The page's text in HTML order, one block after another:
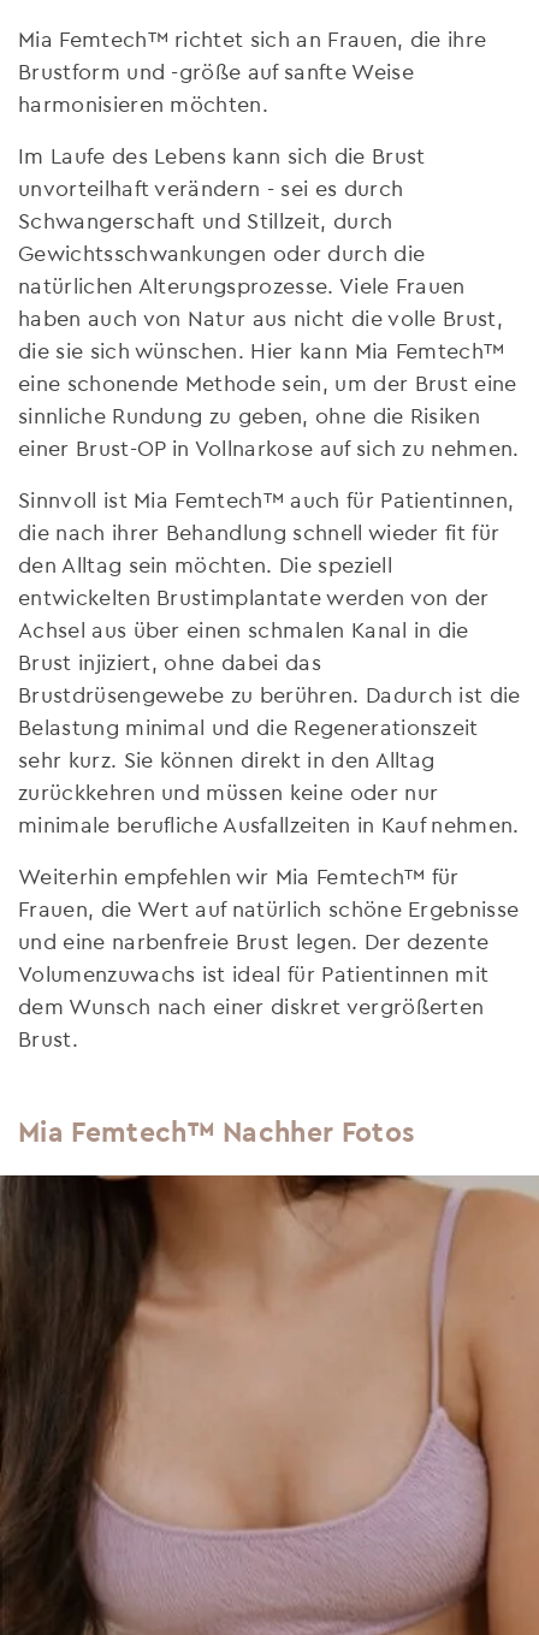
Mia Femtech™ richtet sich an Frauen, die ihre
Brustform und -größe auf sanfte Weise
harmonisieren möchten.
Im Laufe des Lebens kann sich die Brust
unvorteilhaft verändern - sei es durch
Schwangerschaft und Stillzeit, durch
Gewichtsschwankungen oder durch die
natürlichen Alterungsprozesse. Viele Frauen
haben auch von Natur aus nicht die volle Brust,
die sie sich wünschen. Hier kann Mia Femtech™
eine schonende Methode sein, um der Brust eine
sinnliche Rundung zu geben, ohne die Risiken
einer Brust-OP in Vollnarkose auf sich zu nehmen.
Sinnvoll ist Mia Femtech™ auch für Patientinnen,
die nach ihrer Behandlung schnell wieder fit für
den Alltag sein möchten. Die speziell
entwickelten Brustimplantate werden von der
Achsel aus über einen schmalen Kanal in die
Brust injiziert, ohne dabei das
Brustdrüsengewebe zu berühren. Dadurch ist die
Belastung minimal und die Regenerationszeit
sehr kurz. Sie können direkt in den Alltag
zurückkehren und müssen keine oder nur
minimale berufliche Ausfallzeiten in Kauf nehmen.
Weiterhin empfehlen wir Mia Femtech™ für
Frauen, die Wert auf natürlich schöne Ergebnisse
und eine narbenfreie Brust legen. Der dezente
Volumenzuwachs ist ideal für Patientinnen mit
dem Wunsch nach einer diskret vergrößerten
Brust.
Mia Femtech™ Nachher Fotos